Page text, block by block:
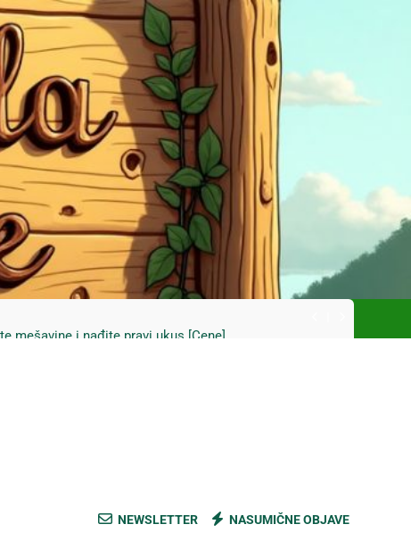
kupus bez prevare i masti [Cene]
bez prašine i novih eko-taksi [Mapa]
mešavine i nađite pravi ukus [Cene]
bez prašine i novih eko-taksi [Mapa]
mešavine i nađite pravi ukus [Cene]
Mačkovog kamena bez rupa [Mapa]
NEWSLETTER NASUMIČNE OBJAVE